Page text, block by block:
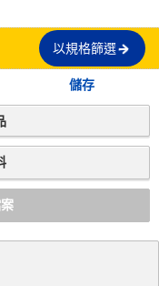
以規格篩選
儲存